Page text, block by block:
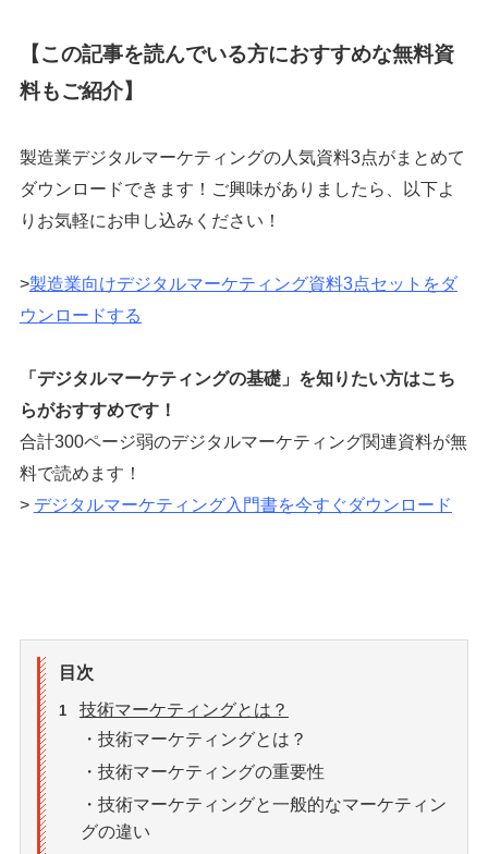
【この記事を読んでいる方におすすめな無料資
料もご紹介】
製造業デジタルマーケティングの人気資料3点がまとめて
ダウンロードできます！ご興味がありましたら、以下よ
りお気軽にお申し込みください！
>製造業向けデジタルマーケティング資料3点セットをダ
ウンロードする
「デジタルマーケティングの基礎」を知りたい方はこち
らがおすすめです！
合計300ページ弱のデジタルマーケティング関連資料が無
料で読めます！
> デジタルマーケティング入門書を今すぐダウンロード
目次
1
技術マーケティングとは？
・技術マーケティングとは？
・技術マーケティングの重要性
・技術マーケティングと一般的なマーケティン
グの違い